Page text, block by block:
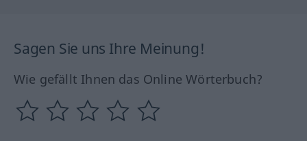
Sagen Sie uns Ihre Meinung!
Wie gefällt Ihnen das Online Wörterbuch?